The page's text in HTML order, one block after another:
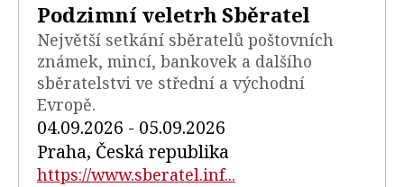
Podzimní veletrh Sběratel
Největší setkání sběratelů poštovních
známek, mincí, bankovek a dalšího
sběratelstvi ve střední a východní
Evropě.
04.09.2026 - 05.09.2026
Praha, Česká republika
https://www.sberatel.inf...